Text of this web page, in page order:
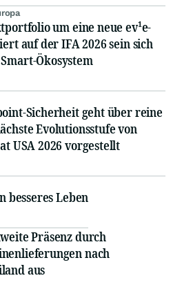
um eine neue ev¹e-
auf der IFA 2026 sein sich
Ökosystem
Sicherheit geht über reine
Evolutionsstufe von
USA 2026 vorgestellt
besseres Leben
Präsenz durch
nach
aus